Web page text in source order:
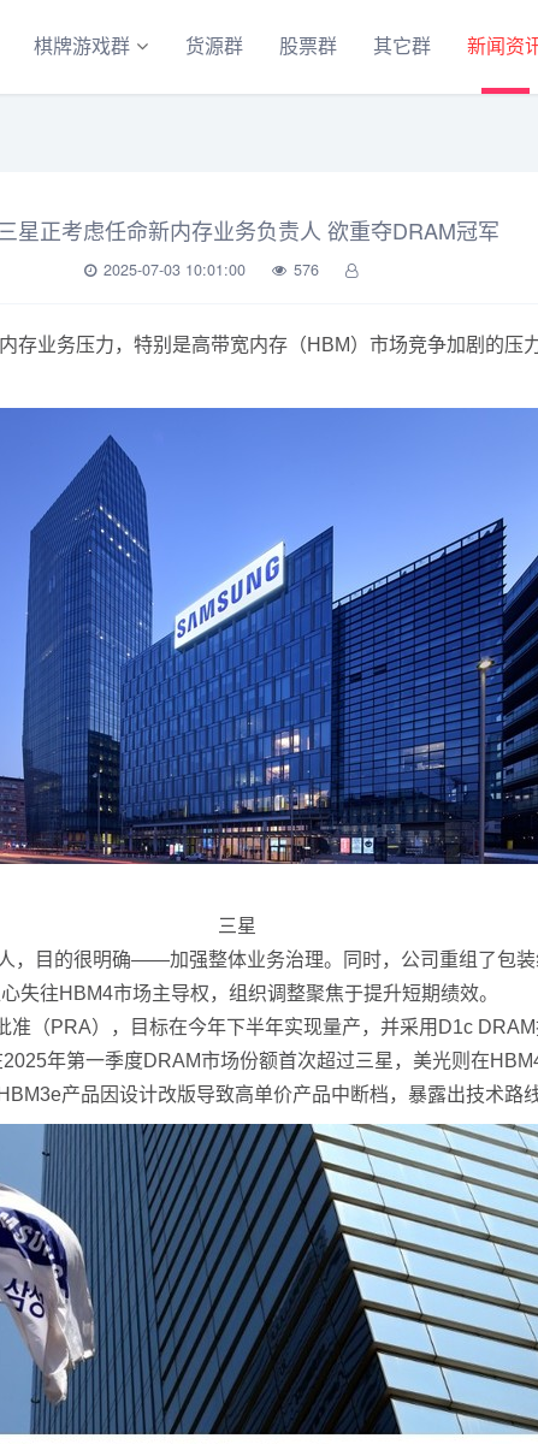
棋牌游戏群 货源群 股票群 其它群 新闻资
星正考虑任命新内存业务负责人 欲重夺DRAM冠军
2025-07-03 10:01:00 576
业务压力，特别是高带宽内存（HBM）市场竞争加剧的压
三星
目的很明确——加强整体业务治理。同时，公司重组了包装
失往HBM4市场主导权，组织调整聚焦于提升短期绩效。
PRA），目标在今年下半年实现量产，并采用D1c DRAM
年第一季度DRAM市场份额首次超过三星，美光则在
产品因设计改版导致高单价产品中断档，暴露出技术路